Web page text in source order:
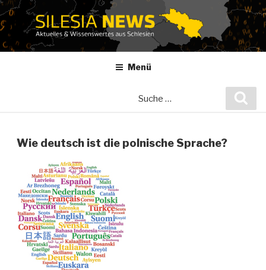
Zum
Inhalt
springen
Menü
Wie deutsch ist die polnische Sprache?